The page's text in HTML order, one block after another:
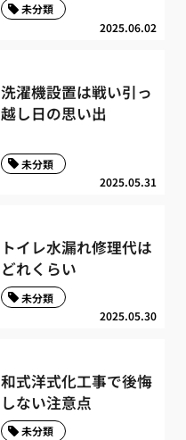
2025.06.02
未分類
洗濯機設置は戦い引っ
越し日の思い出
2025.05.31
未分類
トイレ水漏れ修理代は
どれくらい
2025.05.30
未分類
和式洋式化工事で後悔
しない注意点
未分類